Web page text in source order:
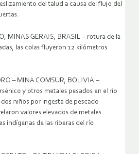
del talud a causa del flujo del
MINAS GERAIS, BRASIL – rotura de la
las colas fluyeron 12 kilómetros
– MINA COMSUR, BOLIVIA –
y otros metales pesados en el río
niños por ingesta de pescado
valores elevados de metales
indígenas de las riberas del río